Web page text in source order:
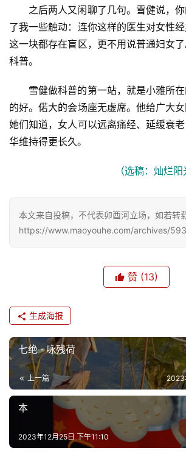
首
页
生
活
旅
儿
娱
登录 注册
之后两人又闲聊了几句。雪健说，
了我一些触动：连你这样的医生对女性
这一块都存在盲区，更不用说普通妇女
科普。
雪健做科普的第一站，就是小雅所
的好。偌大的会场座无虚席。他给广大
她们知道，女人可以远离痛经、延缓衰
华维持得更长久。
（选稿：灿烂阳
本文来自投稿，不代表卯酉河立场，如若转
https://www.maoyouhe.com/archives/
赞 (13)
生成海报
七绝 · 咏残荷
上一篇 2023
本
2023年12月25日 下午11:10